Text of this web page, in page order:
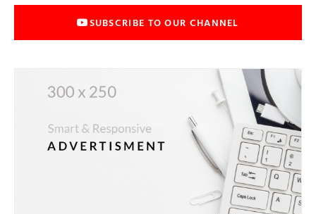
SUBSCRIBE TO OUR CHANNEL